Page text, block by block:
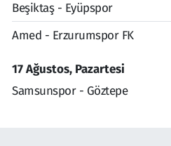
Beşiktaş - Eyüpspor
Amed - Erzurumspor FK
17 Ağustos, Pazartesi
Samsunspor - Göztepe